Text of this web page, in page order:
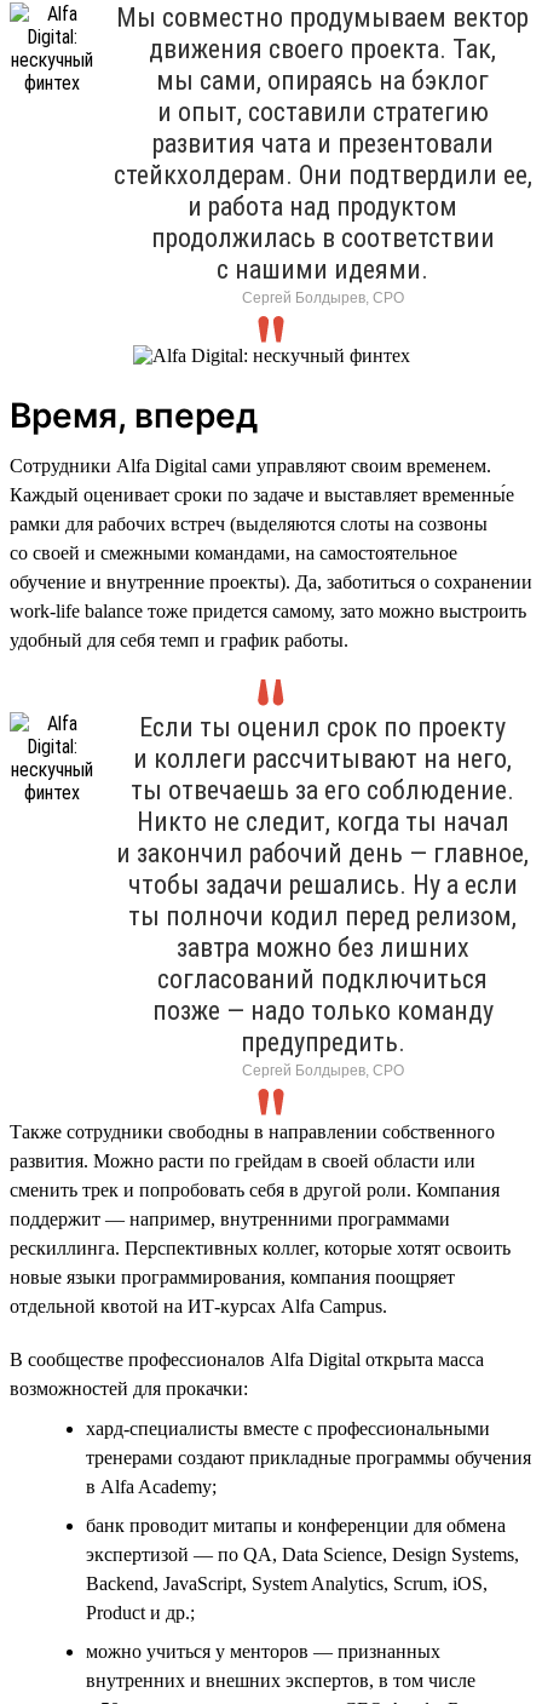
Мы совместно продумываем вектор
движения своего проекта. Так,
мы сами, опираясь на бэклог
и опыт, составили стратегию
развития чата и презентовали
стейкхолдерам. Они подтвердили ее,
и работа над продуктом
продолжилась в соответствии
с нашими идеями.
Сергей Болдырев, СРО
Время, вперед
Сотрудники Alfa Digital сами управляют своим временем.
Каждый оценивает сроки по задаче и выставляет временны́е
рамки для рабочих встреч (выделяются слоты на созвоны
со своей и смежными командами, на самостоятельное
обучение и внутренние проекты). Да, заботиться о сохранении
work-life balance тоже придется самому, зато можно выстроить
удобный для себя темп и график работы.
Если ты оценил срок по проекту
и коллеги рассчитывают на него,
ты отвечаешь за его соблюдение.
Никто не следит, когда ты начал
и закончил рабочий день — главное,
чтобы задачи решались. Ну а если
ты полночи кодил перед релизом,
завтра можно без лишних
согласований подключиться
позже — надо только команду
предупредить.
Сергей Болдырев, СРО
Также сотрудники свободны в направлении собственного
развития. Можно расти по грейдам в своей области или
сменить трек и попробовать себя в другой роли. Компания
поддержит — например, внутренними программами
рескиллинга. Перспективных коллег, которые хотят освоить
новые языки программирования, компания поощряет
отдельной квотой на ИТ-курсах Alfa Campus.
В сообществе профессионалов Alfa Digital открыта масса
возможностей для прокачки:
хард-специалисты вместе с профессиональными
тренерами создают прикладные программы обучения
в Alfa Academy;
банк проводит митапы и конференции для обмена
экспертизой — по QA, Data Science, Design Systems,
Backend, JavaScript, System Analytics, Scrum, iOS,
Product и др.;
можно учиться у менторов — признанных
внутренних и внешних экспертов, в том числе